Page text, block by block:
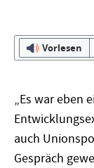
Vorlesen
„Es war eben
auch
Gespräch